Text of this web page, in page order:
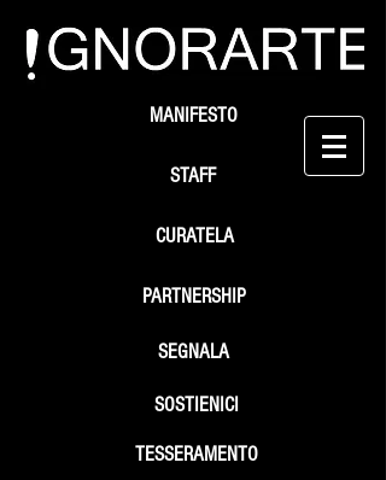
STAFF
SEGNALA
SOSTIENICI
MANIFESTO
PARTNERSHIP
TESSERAMENTO
CURATELA